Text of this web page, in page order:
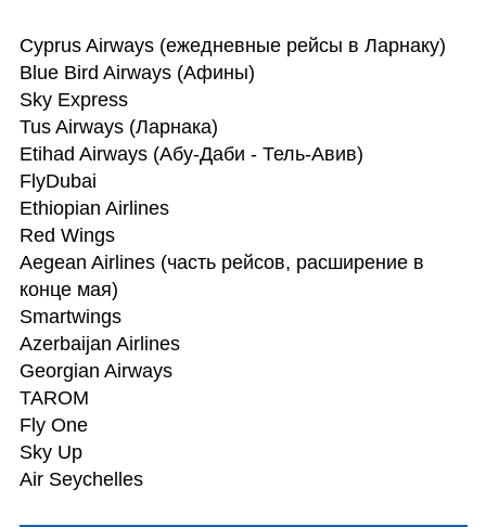
Cyprus Airways (ежедневные рейсы в Ларнаку)
Blue Bird Airways (Афины)
Sky Express
Tus Airways (Ларнака)
Etihad Airways (Абу-Даби - Тель-Авив)
FlyDubai
Ethiopian Airlines
Red Wings
Aegean Airlines (часть рейсов, расширение в
конце мая)
Smartwings
Azerbaijan Airlines
Georgian Airways
TAROM
Fly One
Sky Up
Air Seychelles